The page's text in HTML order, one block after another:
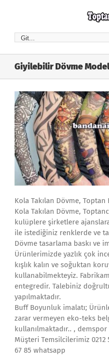
Git...
Giyilebilir Dövme
Kola Takılan Dövme, Toptan
Kola Takılan Dövme,
kulüplere şirketlere
ile istediğiniz renklerde ve
Dövme tasarlama baskı ve
Ürünlerimizde yazlık çok
kışlık kalın ve soğuktan
kullanabilmekteyiz.
entegredir. Talebiniz
yapılmaktadır.
Buff Boyunluk imalatı;
zarar vermeyen eko-teks
kullanılmaktadır.. , demspor
Müşteri Temsilcilerimiz 0212
67 85 whatsapp